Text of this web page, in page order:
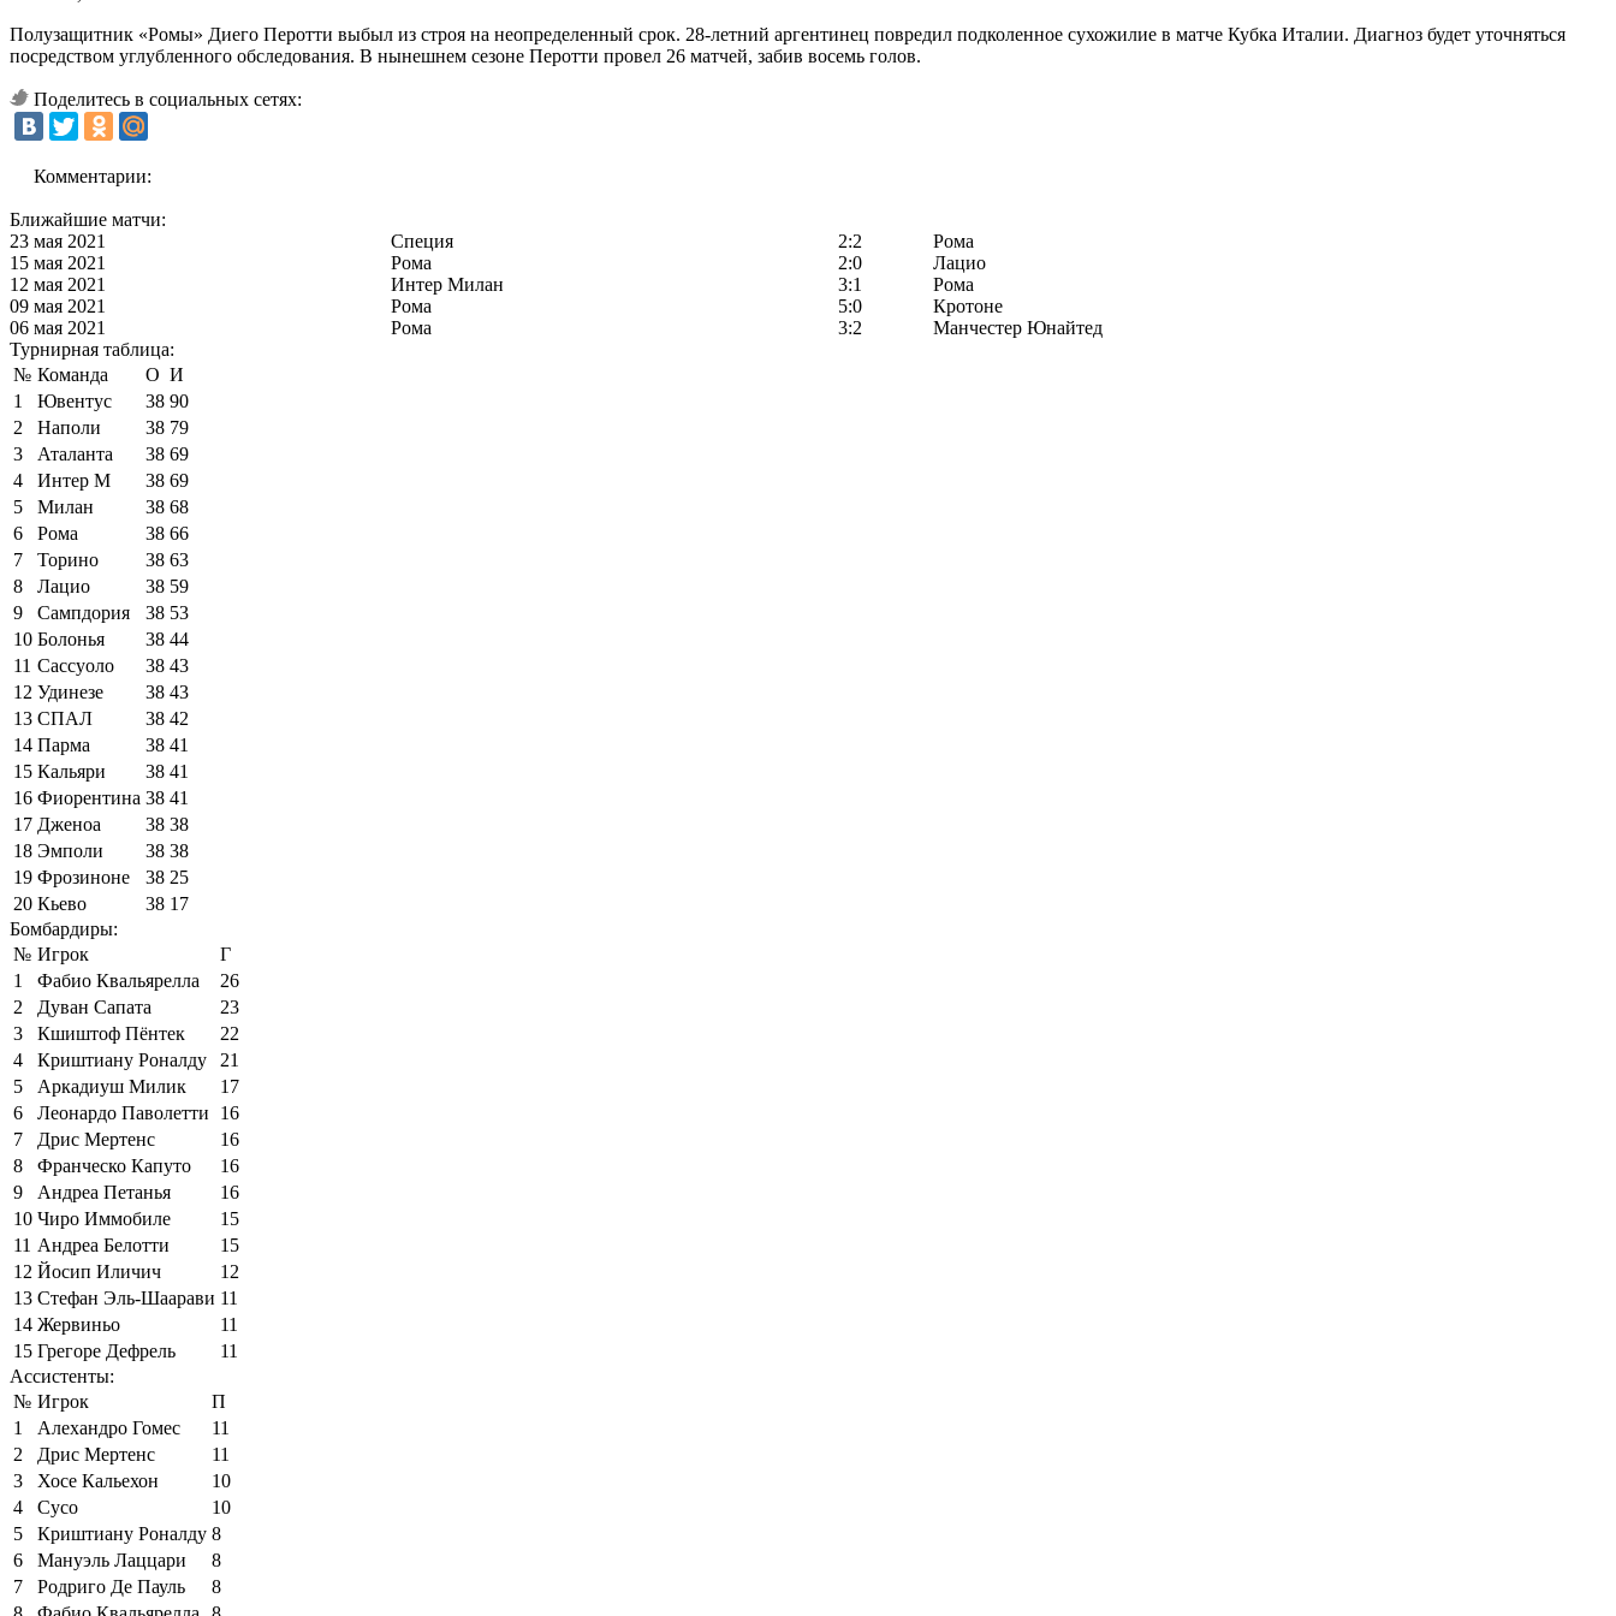
Полузащитник «Ромы» Диего Перотти выбыл из строя на неопределенный срок. 28-летний аргентинец повредил подколенное сухожилие в матче Кубка Италии. Диагноз будет уточняться
посредством углубленного обследования. В нынешнем сезоне Перотти провел 26 матчей, забив восемь голов.
Поделитесь в социальных сетях:
Комментарии:
Ближайшие матчи:
23 мая 2021
Специя 2:2
Рома
15 мая 2021
Рома 2:0
Лацио
12 мая 2021
Интер Милан 3:1
Рома
09 мая 2021
Рома 5:0
Кротоне
06 мая 2021
Рома 3:2
Манчестер Юнайтед
Турнирная таблица:
№ Команда О И
1
Ювентус 38 90
2
Наполи 38 79
3
Аталанта 38 69
4
Интер М 38 69
5
Милан 38 68
6
Рома 38 66
7
Торино 38 63
8
Лацио 38 59
9
Сампдория 38 53
10 Болонья 38 44
11 Сассуоло 38 43
12 Удинезе 38 43
13 СПАЛ 38 42
14 Парма 38 41
15 Кальяри 38 41
16 Фиорентина 38 41
17 Дженоа 38 38
18 Эмполи 38 38
19 Фрозиноне 38 25
20 Кьево 38 17
Бомбардиры:
№ Игрок
Г
1
Фабио Квальярелла
26
2
Дуван Сапата
23
3
Кшиштоф Пёнтек
22
4
Криштиану Роналду
21
5
Аркадиуш Милик
17
6
Леонардо Паволетти
16
7
Дрис Мертенс
16
8
Франческо Капуто
16
9
Андреа Петанья
16
10 Чиро Иммобиле
15
11 Андреа Белотти
15
12 Йосип Иличич
12
13 Стефан Эль-Шаарави 11
14 Жервиньо
11
15 Грегоре Дефрель
11
Ассистенты:
№ Игрок
П
1
Алехандро Гомес
11
2
Дрис Мертенс
11
3
Хосе Кальехон
10
4
Сусо
10
5
Криштиану Роналду 8
6
Мануэль Лаццари
8
7
Родриго Де Пауль
8